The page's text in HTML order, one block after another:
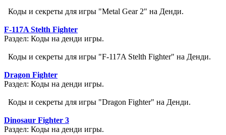
Коды и секреты для игры "Metal Gear 2" на Денди.
F-117A Stelth Fighter
Раздел: Коды на денди игры.
Коды и секреты для игры "F-117A Stelth Fighter" на Денди.
Dragon Fighter
Раздел: Коды на денди игры.
Коды и секреты для игры "Dragon Fighter" на Денди.
Dinosaur Fighter 3
Раздел: Коды на денди игры.